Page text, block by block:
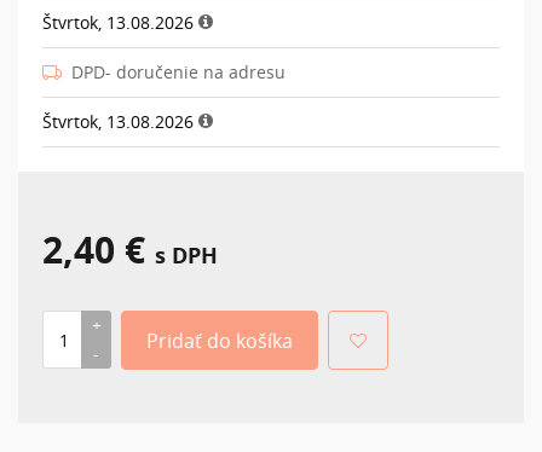
Štvrtok, 13.08.2026
DPD- doručenie na adresu
Štvrtok, 13.08.2026
2,40 € s DPH